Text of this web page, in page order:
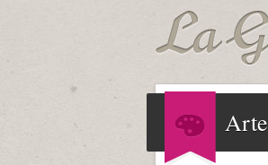
Arte